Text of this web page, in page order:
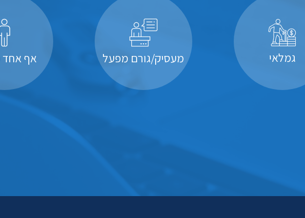
גמלאי מעסיק/גורם מפעל אף אחד מהנ”ל